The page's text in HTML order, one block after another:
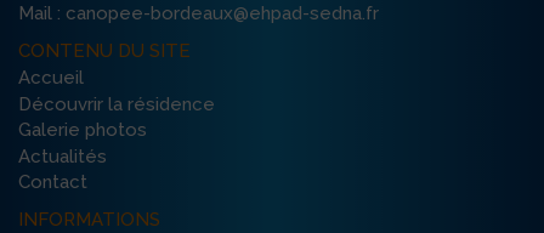
Mail : canopee-bordeaux@ehpad-sedna.fr
CONTENU DU SITE
Accueil
Découvrir la résidence
Galerie photos
Actualités
Contact
INFORMATIONS